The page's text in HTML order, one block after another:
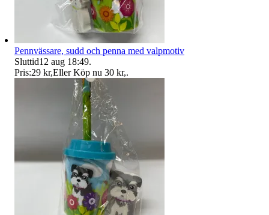
Pennvässare, sudd och penna med valpmotiv
Sluttid12 aug 18:49.
Pris:29 kr,Eller Köp nu 30 kr,.